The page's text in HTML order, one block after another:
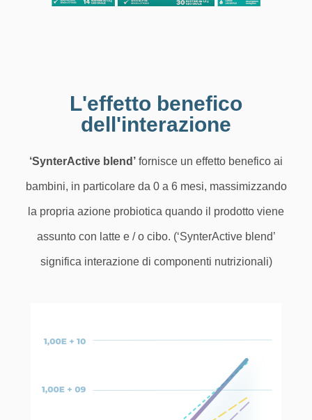
L'effetto benefico
dell'interazione
‘SynterActive blend’ fornisce un effetto benefico ai
bambini, in particolare da 0 a 6 mesi, massimizzando
la propria azione probiotica quando il prodotto viene
assunto con latte e / o cibo. (‘SynterActive blend’
significa interazione di componenti nutrizionali)